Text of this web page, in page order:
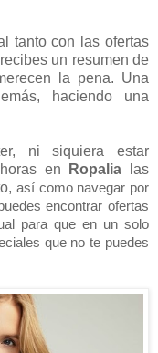
tanto con las ofertas
un resumen de
la pena. Una
haciendo una
ni siquiera estar
en
Ropalia
las
así como navegar por
encontrar ofertas
para que en un solo
que no te puedes